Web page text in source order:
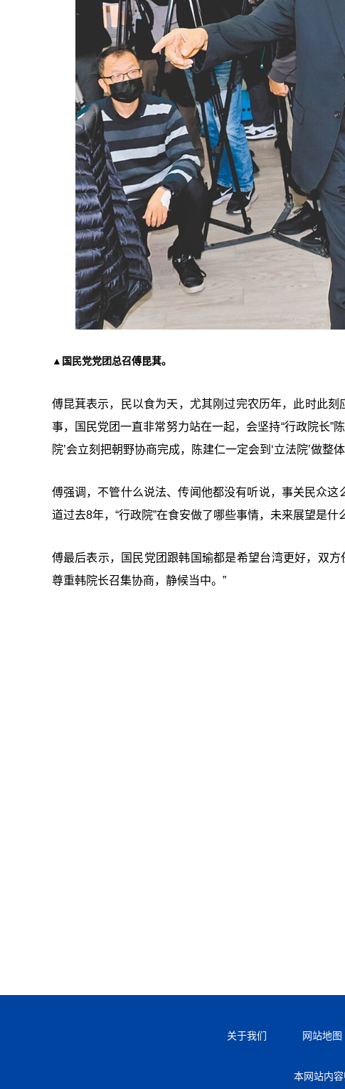
▲国民党党团总召傅昆萁。
傅昆萁表示，民以食为天，尤其刚过完农历年，此时此
事，国民党团一直非常努力站在一起，会坚持“行政院长”
院’会立刻把朝野协商完成，陈建仁一定会到‘立法院’做整
傅强调，不管什么说法、传闻他都没有听说，事关民众这
道过去8年，“行政院”在食安做了哪些事情，未来展望是什
傅最后表示，国民党团跟韩国瑜都是希望台湾更好，双
尊重韩院长召集协商，静候当中。”
关于我们 网站地图
本网站内